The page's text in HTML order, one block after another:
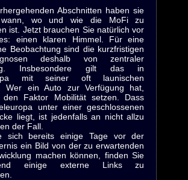
Abschnitten haben sie
wann, wo und wie die MoFi zu
ist. Jetzt brauchen Sie natürlich vor
einen klaren Himmel. Für eine
Beobachtung sind die kurzfristigen
deshalb von zentraler
Insbesondere gilt das in
mit seiner oft launischen
Wer ein Auto zur Verfügung hat,
Faktor Mobilität setzen. Dass
unter einer geschlossenen
liegt, ist jedenfalls an nicht allzu
der Fall.
sich bereits einige Tage vor der
ein Bild von der zu erwartenden
machen können, finden Sie
einige externe Links zu